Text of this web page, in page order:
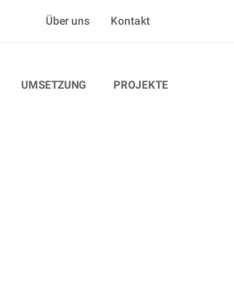
Über uns Kontakt
UMSETZUNG PROJEKTE